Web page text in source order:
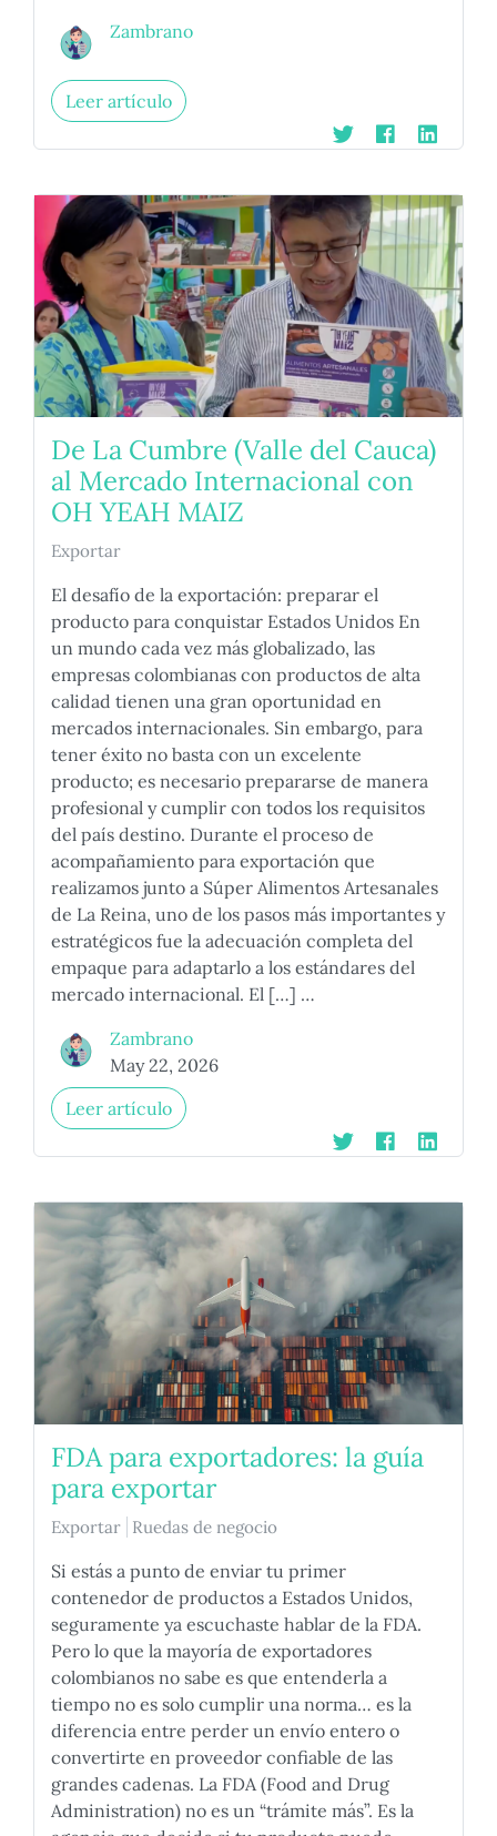
Zambrano
Leer artículo
De La Cumbre (Valle del Cauca)
al Mercado Internacional con
OH YEAH MAIZ
Exportar
El desafío de la exportación: preparar el
producto para conquistar Estados Unidos En
un mundo cada vez más globalizado, las
empresas colombianas con productos de alta
calidad tienen una gran oportunidad en
mercados internacionales. Sin embargo, para
tener éxito no basta con un excelente
producto; es necesario prepararse de manera
profesional y cumplir con todos los requisitos
del país destino. Durante el proceso de
acompañamiento para exportación que
realizamos junto a Súper Alimentos Artesanales
de La Reina, uno de los pasos más importantes y
estratégicos fue la adecuación completa del
empaque para adaptarlo a los estándares del
mercado internacional. El […] …
Zambrano
May 22, 2026
Leer artículo
FDA para exportadores: la guía
para exportar
Exportar Ruedas de negocio
Si estás a punto de enviar tu primer
contenedor de productos a Estados Unidos,
seguramente ya escuchaste hablar de la FDA.
Pero lo que la mayoría de exportadores
colombianos no sabe es que entenderla a
tiempo no es solo cumplir una norma… es la
diferencia entre perder un envío entero o
convertirte en proveedor confiable de las
grandes cadenas. La FDA (Food and Drug
Administration) no es un “trámite más”. Es la